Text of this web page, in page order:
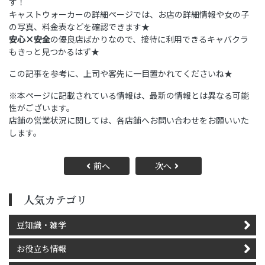
キャストウォーカーの詳細ページでは、お店の詳細情報や女の子
の写真、料金表などを確認できます★
安心×安全の優良店ばかりなので、接待に利用できるキャバクラ
もきっと見つかるはず★
この記事を参考に、上司や客先に一目置かれてくださいね★
※本ページに記載されている情報は、最新の情報とは異なる可能
性がございます。
店舗の営業状況に関しては、各店舗へお問い合わせをお願いいた
します。
前へ 次へ
人気カテゴリ
豆知識・雑学
お役立ち情報